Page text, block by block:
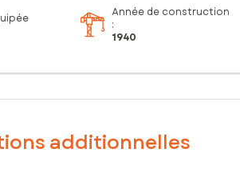
Année de construction
:
1940
additionnelles